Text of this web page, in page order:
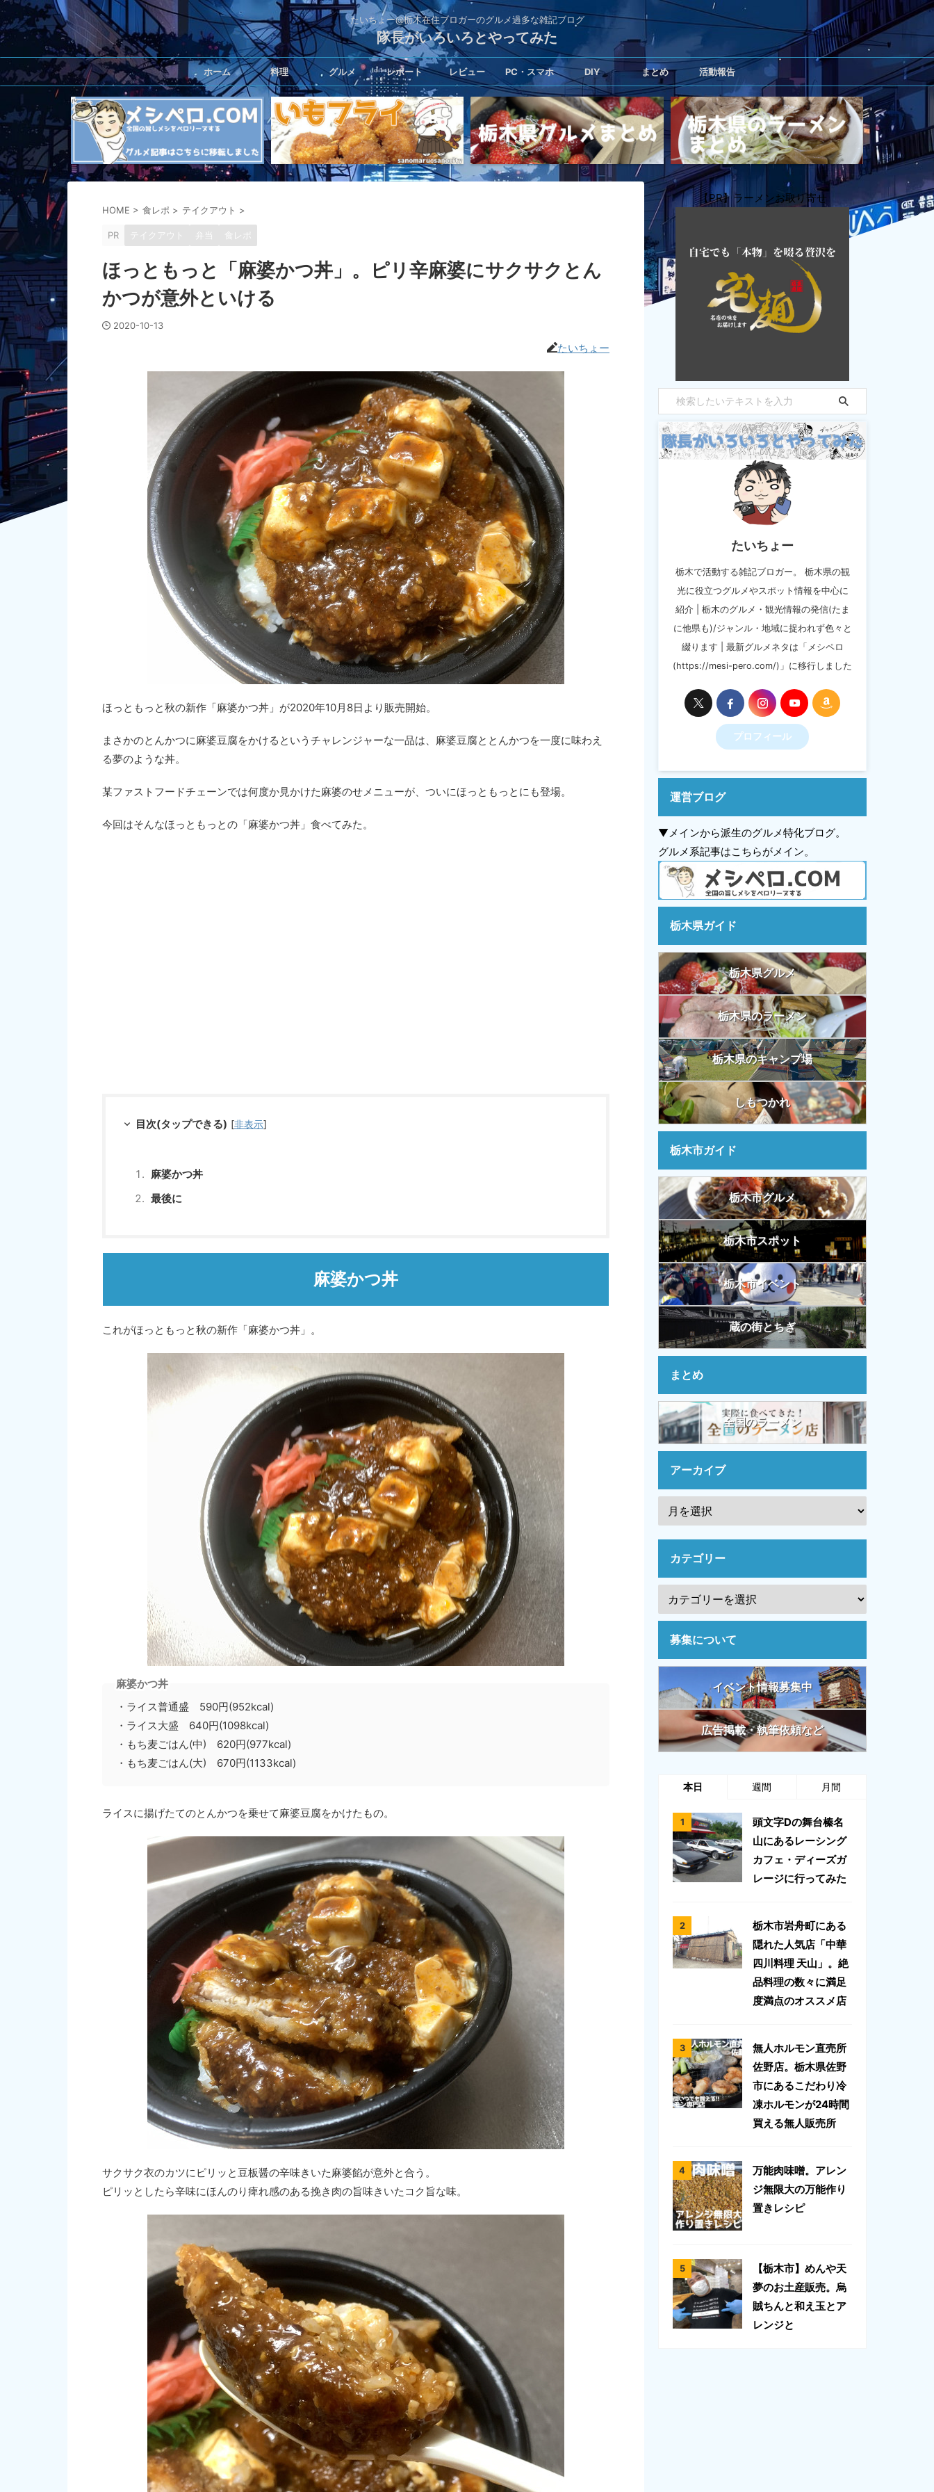
たいちょー@栃木在住ブロガーのグルメ過多な雑記ブログ
隊長がいろいろとやってみた
ホーム 料理 グルメ レポート レビュー PC・スマホ DIY まとめ 活動報告
HOME > 食レポ > テイクアウト >
PR テイクアウト 弁当 食レポ
ほっともっと「麻婆かつ丼」。ピリ辛麻婆にサクサクとん
かつが意外といける
2020-10-13
たいちょー
ほっともっと秋の新作「麻婆かつ丼」が2020年10月8日より販売開始。
まさかのとんかつに麻婆豆腐をかけるというチャレンジャーな一品は、麻婆豆腐ととんかつを一度に味わえ
る夢のような丼。
某ファストフードチェーンでは何度か見かけた麻婆のせメニューが、ついにほっともっとにも登場。
今回はそんなほっともっとの「麻婆かつ丼」食べてみた。
目次(タップできる) [非表示]
麻婆かつ丼
最後に
麻婆かつ丼
これがほっともっと秋の新作「麻婆かつ丼」。
麻婆かつ丼
・ライス普通盛 590円(952kcal)
・ライス大盛 640円(1098kcal)
・もち麦ごはん(中) 620円(977kcal)
・もち麦ごはん(大) 670円(1133kcal)
ライスに揚げたてのとんかつを乗せて麻婆豆腐をかけたもの。
サクサク衣のカツにピリッと豆板醤の辛味きいた麻婆餡が意外と合う。
ピリッとしたら辛味にほんのり痺れ感のある挽き肉の旨味きいたコク旨な味。
【PR】ラーメンお取り寄せ
たいちょー
栃木で活動する雑記ブロガー。 栃木県の観
光に役立つグルメやスポット情報を中心に
紹介 | 栃木のグルメ・観光情報の発信(たま
に他県も)/ジャンル・地域に捉われず色々と
綴ります | 最新グルメネタは「メシペロ
(https://mesi-pero.com/)」に移行しました
プロフィール
運営ブログ
▼メインから派生のグルメ特化ブログ。
グルメ系記事はこちらがメイン。
栃木県ガイド
栃木県グルメ
栃木県のラーメン
栃木県のキャンプ場
しもつかれ
栃木市ガイド
栃木市グルメ
栃木市スポット
栃木市イベント
蔵の街とちぎ
まとめ
全国のラーメン
アーカイブ
カテゴリー
募集について
イベント情報募集中
広告掲載・執筆依頼など
本日 週間 月間
頭文字Dの舞台榛名
山にあるレーシング
カフェ・ディーズガ
レージに行ってみた
栃木市岩舟町にある
隠れた人気店「中華
四川料理 天山」。絶
品料理の数々に満足
度満点のオススメ店
無人ホルモン直売所
佐野店。栃木県佐野
市にあるこだわり冷
凍ホルモンが24時間
買える無人販売所
万能肉味噌。アレン
ジ無限大の万能作り
置きレシピ
【栃木市】めんや天
夢のお土産販売。烏
賊ちんと和え玉とア
レンジと